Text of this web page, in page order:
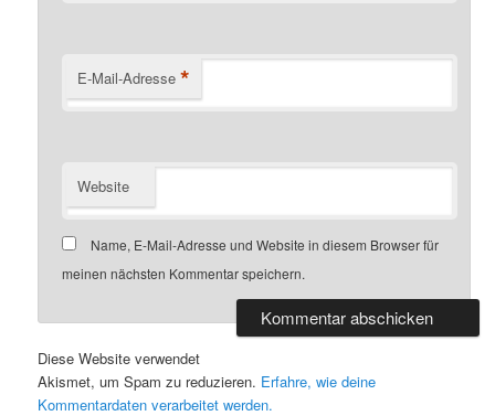
E-Mail-Adresse *
Website
Name, E-Mail-Adresse und Website in diesem Browser für
meinen nächsten Kommentar speichern.
Diese Website verwendet
Akismet, um Spam zu reduzieren. Erfahre, wie deine
Kommentardaten verarbeitet werden.